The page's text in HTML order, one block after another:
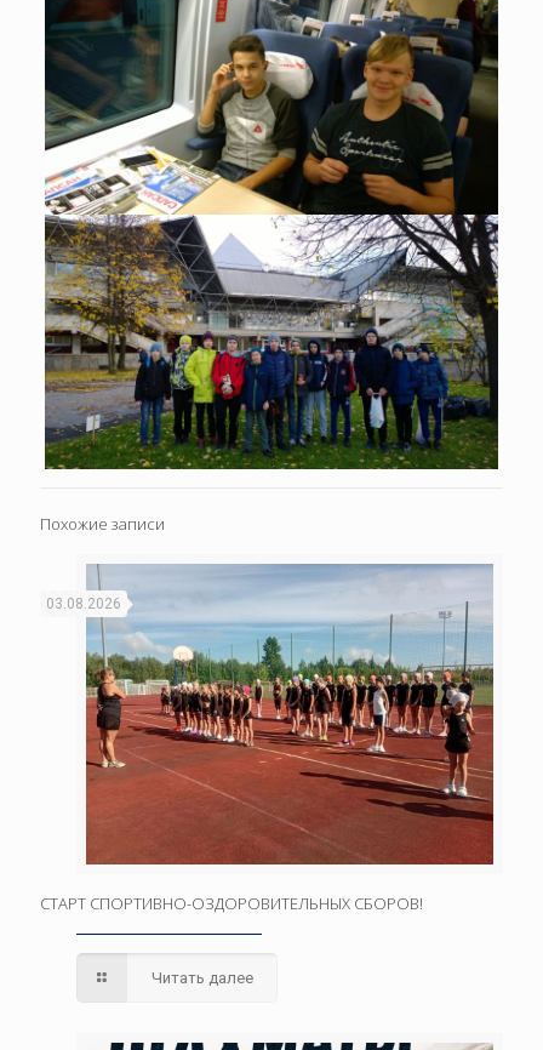
Похожие записи
03.08.2026
СТАРТ СПОРТИВНО-ОЗДОРОВИТЕЛЬНЫХ СБОРОВ!
Читать далее